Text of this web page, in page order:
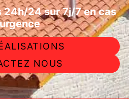
24h/24 sur 7j/7 en cas
NOUS